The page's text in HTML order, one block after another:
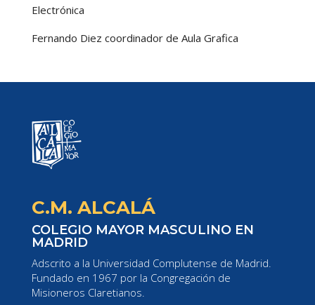
Electrónica
Fernando Diez coordinador de Aula Grafica
C.M. ALCALÁ
COLEGIO MAYOR MASCULINO EN
MADRID
Adscrito a la Universidad Complutense de Madrid.
Fundado en 1967 por la Congregación de
Misioneros Claretianos.